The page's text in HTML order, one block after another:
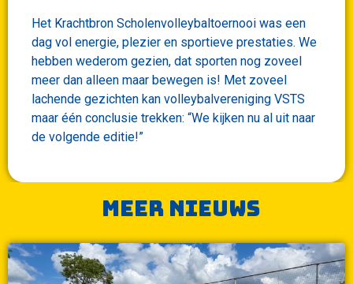
Het Krachtbron Scholenvolleybaltoernooi was een
dag vol energie, plezier en sportieve prestaties. We
hebben wederom gezien, dat sporten nog zoveel
meer dan alleen maar bewegen is! Met zoveel
lachende gezichten kan volleybalvereniging VSTS
maar één conclusie trekken: “We kijken nu al uit naar
de volgende editie!”
Meer nieuws